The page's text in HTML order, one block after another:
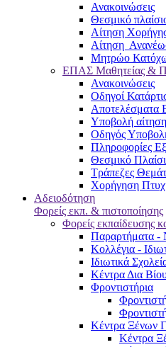
Ανακοινώσεις
Θεσμικό
Αίτηση
Αίτηση
Μητρώο
ΕΠΑΣ Μαθητείας &
Ανακοινώσεις
Oδηγοί
Αποτελέσματα
Υποβολή
Οδηγός
Πληροφορίες
Θεσμικό
Τράπεζες
Χορήγηση
Αδειοδότηση
Φορείς εκπ. & πιστοποίησης
Φορείς εκπαίδευσης
Παραρτήματα -
Κολλέγια -
Ιδιωτικά
Κέντρα Δια
Φροντιστήρια
Κέντρα Ξένων
Kέντρα